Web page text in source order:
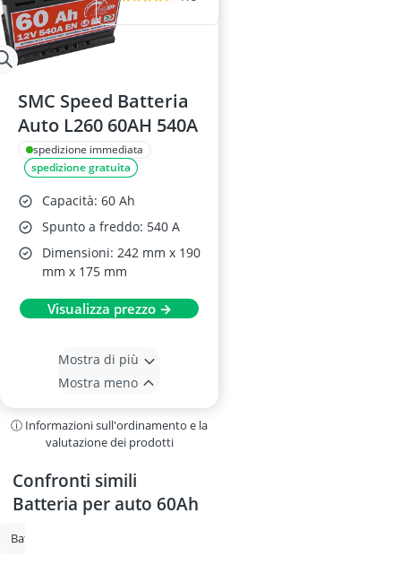
SMC Speed Batteria
Auto L260 60AH 540A
spedizione immediata
spedizione gratuita
Capacità: 60 Ah
Spunto a freddo: 540 A
Dimensioni: 242 mm x 190
mm x 175 mm
Visualizza prezzo →
Mostra di più
Mostra meno
ⓘ Informazioni sull'ordinamento e la
valutazione dei prodotti
Confronti simili
Batteria per auto 60Ah
Batteria AGM per camper